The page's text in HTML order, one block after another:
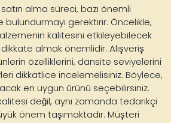
alma süreci, bazı önemli
gerektirir. Öncelikle,
kalitesini etkileyebilecek
almak önemlidir. Alışveriş
özelliklerini, dansite seviyelerini
dikkatlice incelemelisiniz. Böylece,
en uygun ürünü seçebilirsiniz.
değil, aynı zamanda tedarikçi
önem taşımaktadır. Müşteri